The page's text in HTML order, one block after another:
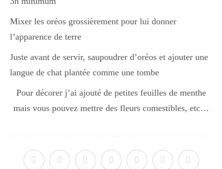
Mixer les oréos grossièrement pour lui donner
l’apparence de terre
Juste avant de servir, saupoudrer d’oréos et ajouter une
langue de chat plantée comme une tombe
Pour décorer j’ai ajouté de petites feuilles de menthe
mais vous pouvez mettre des fleurs comestibles, etc…